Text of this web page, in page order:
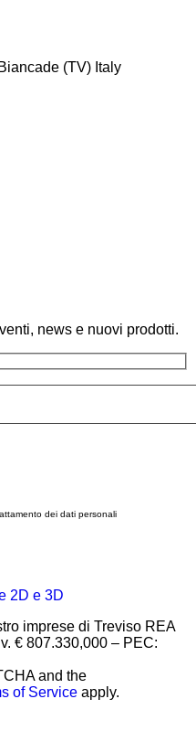
(TV) Italy
news e nuovi prodotti.
dei dati personali
2D e 3D
imprese di Treviso REA
€ 807.330,000 – PEC:
and the
of Service apply.